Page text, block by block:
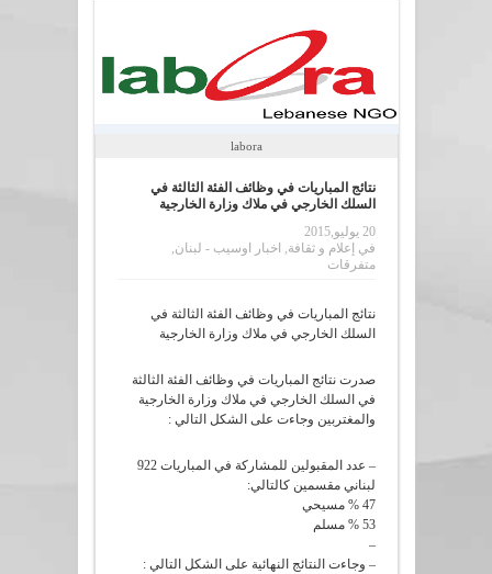
labora
نتائج المباريات في وظائف الفئة الثالثة في
السلك الخارجي في ملاك وزارة الخارجية
20 يوليو,2015
في إعلام و ثقافة اخبار اوسيب - لبنان
متفرقات
نتائج المباريات في وظائف الفئة الثالثة في
السلك الخارجي في ملاك وزارة الخارجية
صدرت نتائج المباريات في وظائف الفئة الثالثة
في السلك الخارجي في ملاك وزارة الخارجية
والمغتربين وجاءت على الشكل التالي :
– عدد المقبولين للمشاركة في المباريات 922
لبناني مقسمين كالتالي:
47 % مسيحي
53 % مسلم
–
– وجاءت النتائج النهائية على الشكل التالي :